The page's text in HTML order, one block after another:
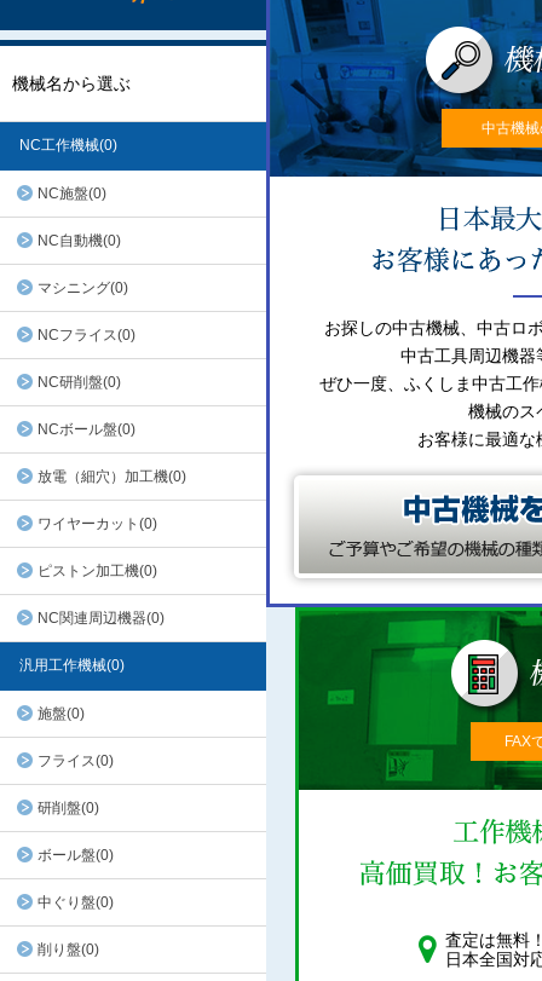
機械名から選ぶ
NC工作機械(0)
NC施盤(0)
NC自動機(0)
マシニング(0)
NCフライス(0)
NC研削盤(0)
NCボール盤(0)
放電（細穴）加工機(0)
ワイヤーカット(0)
ピストン加工機(0)
NC関連周辺機器(0)
汎用工作機械(0)
施盤(0)
フライス(0)
研削盤(0)
ボール盤(0)
中ぐり盤(0)
削り盤(0)
中古機
お探しの中古機械、中古ロ
中古工具周辺機器
ぜひ一度、ふくしま中古工
機械のス
お客様に最適
FAX
査定は無料
日本全国対